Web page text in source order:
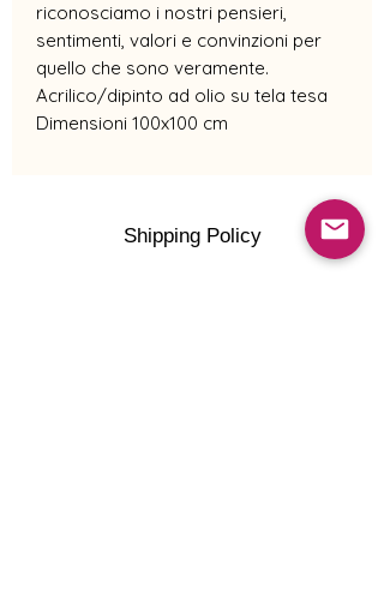
riconosciamo i nostri pensieri,
sentimenti, valori e convinzioni per
quello che sono veramente.
Acrilico/dipinto ad olio su tela tesa
Dimensioni 100x100 cm
Shipping Policy